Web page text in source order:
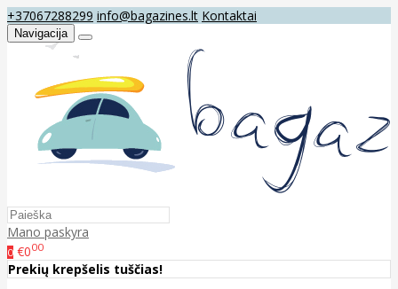
+37067288299 info@bagazines.lt Kontaktai
Navigacija
Mano paskyra
0 €000
Prekių krepšelis tuščias!